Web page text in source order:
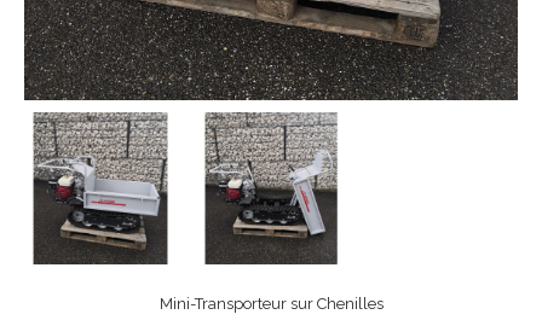
Mini-Transporteur sur Chenilles